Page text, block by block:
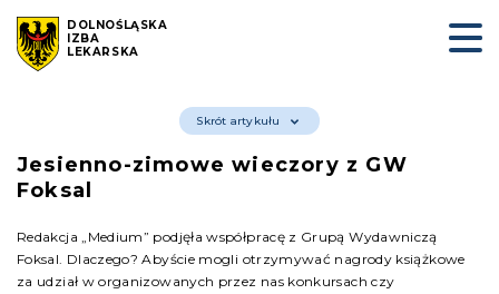
DOLNOŚLĄSKA
IZBA
LEKARSKA
Skrót artykułu
Jesienno-zimowe wieczory z GW
Foksal
Redakcja „Medium” podjęła współpracę z Grupą Wydawniczą
Foksal. Dlaczego? Abyście mogli otrzymywać nagrody książkowe
za udział w organizowanych przez nas konkursach czy